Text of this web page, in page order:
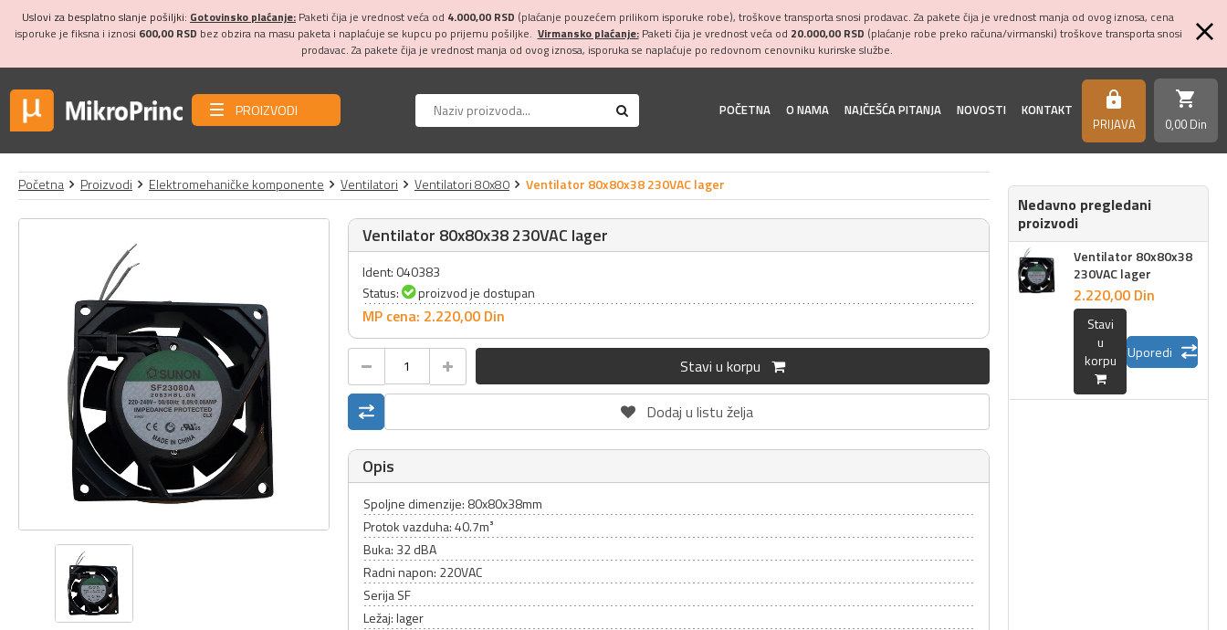
Uslovi za besplatno slanje pošiljki: Gotovinsko plaćanje: Paketi čija je vrednost veća od 4.000,00 RSD (plaćanje pouzećem prilikom isporuke robe), troškove transporta snosi prodavac. Za pakete čija je vrednost manja od ovog iznosa, cena
isporuke je fiksna i iznosi 600,00 RSD bez obzira na masu paketa i naplaćuje se kupcu po prijemu pošiljke. Virmansko plaćanje:Paketi čija je vrednost veća od 20.000,00 RSD (plaćanje robe preko računa/virmanski) troškove transporta snosi
prodavac. Za pakete čija je vrednost manja od ovog iznosa, isporuka se naplaćuje po redovnom cenovniku kurirske službe.
PROIZVODI POČETNA O NAMA NAJČEŠĆA PITANJA NOVOSTI KONTAKT https
PRIJAVA
shopping_cart
0,00 Din
Početna Proizvodi Elektromehaničke komponente Ventilatori Ventilatori 80x80 Ventilator 80x80x38 230VAC lager
Ventilator 80x80x38 230VAC lager
Ident: 040383
Status:
proizvod je dostupan
MP cena: 2.220,00 Din
Stavi u korpu
Dodaj u listu želja
Opis
Spoljne dimenzije: 80x80x38mm
Protok vazduha: 40.7m³
Buka: 32 dBA
Radni napon: 220VAC
Serija SF
Ležaj: lager
Nedavno pregledani
proizvodi
Ventilator 80x80x38
230VAC lager
2.220,00 Din
Stavi
u
korpu
Uporedi